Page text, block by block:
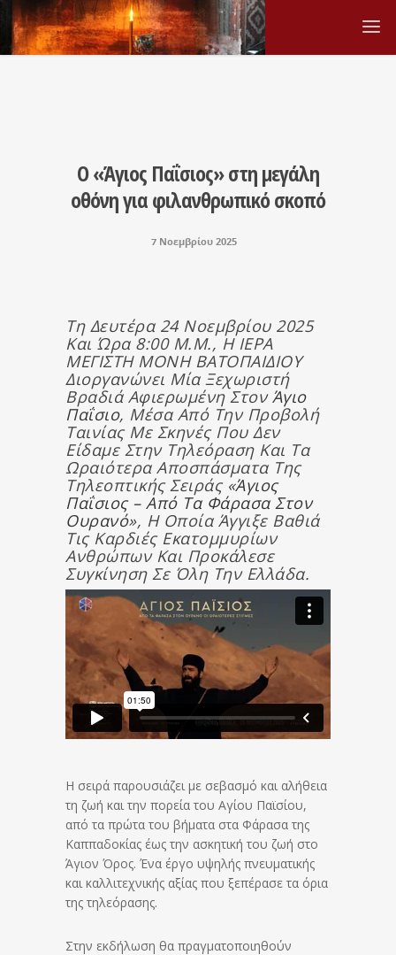
Ο «Άγιος Παΐσιος» στη μεγάλη
οθόνη για φιλανθρωπικό σκοπό
7 Νοεμβρίου 2025
Τη Δευτέρα 24 Νοεμβρίου 2025
Και Ώρα 8:00 Μ.μ., Η ΙΕΡΑ
ΜΕΓΙΣΤΗ ΜΟΝΗ ΒΑΤΟΠΑΙΔΙΟΥ
Διοργανώνει Μία Ξεχωριστή
Βραδιά Αφιερωμένη ΣτονΆγιο
Παΐσιο, Μέσα Από Την Προβολή
Ταινίας Με Σκηνές Που Δεν
Είδαμε Στην Τηλεόραση Και Τα
Ωραιότερα Αποσπάσματα Της
Τηλεοπτικής Σειράς «Άγιος
Παΐσιος – Από Τα Φάρασα Στον
Ουρανό», Η Οποία Άγγιξε Βαθιά
Τις Καρδιές Εκατομμυρίων
Ανθρώπων Και Προκάλεσε
Συγκίνηση Σε Όλη Την Ελλάδα.
Η σειρά παρουσιάζει με σεβασμό και αλήθεια
τη ζωή και την πορεία του Αγίου Παϊσίου,
από τα πρώτα του βήματα στα Φάρασα της
Καππαδοκίας έως την ασκητική του ζωή στο
Άγιον Όρος. Ένα έργο υψηλής πνευματικής
και καλλιτεχνικής αξίας που ξεπέρασε τα όρια
της τηλεόρασης.
Στην εκδήλωση θα πραγματοποιηθούν